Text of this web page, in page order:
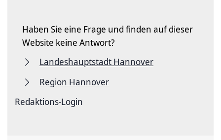
Haben Sie eine Frage und finden auf dieser
Website keine Antwort?
Landeshauptstadt Hannover
Region Hannover
Redaktions-Login